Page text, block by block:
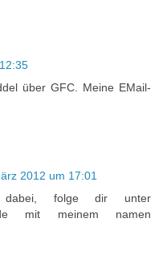
über GFC. Meine EMail-
2012 um 17:01
folge dir unter
mit meinem namen